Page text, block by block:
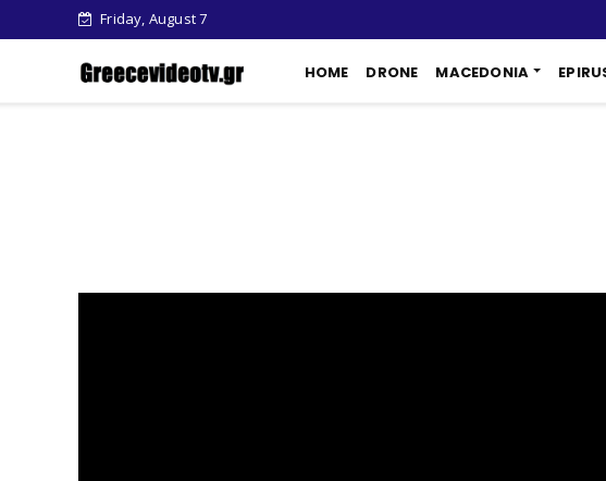
Friday, August 7
HOME DRONE MACEDONIA